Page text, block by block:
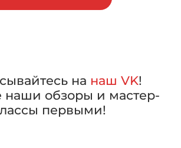
на наш VK!
наши обзоры и мастер-
первыми!